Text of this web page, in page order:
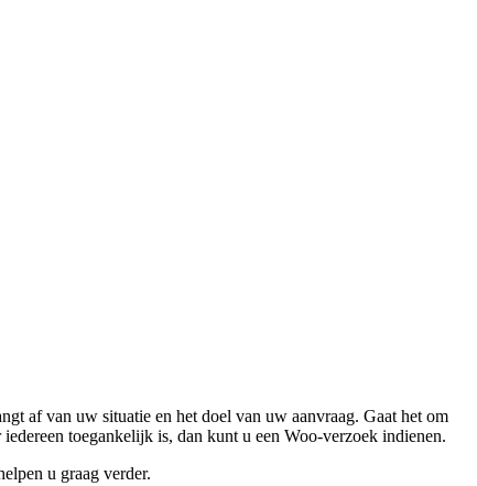
af van uw situatie en het doel van uw aanvraag. Gaat het om
toegankelijk is, dan kunt u een Woo-verzoek indienen.
u graag verder.